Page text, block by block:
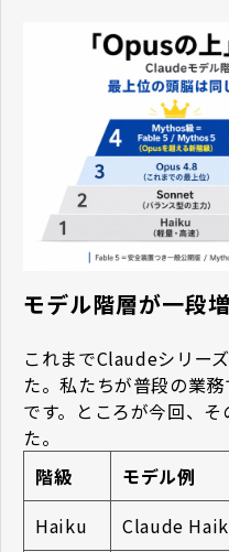
モデル階層が一段
これまでClaudeシリー
た。私たちが普段の業
です。ところが今回、そ
た。
階級
モデル例
Haiku
Claude